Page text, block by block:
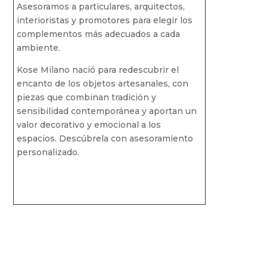
Asesoramos a particulares, arquitectos,
interioristas y promotores para elegir los
complementos más adecuados a cada
ambiente.
Kose Milano nació para redescubrir el
encanto de los objetos artesanales, con
piezas que combinan tradición y
sensibilidad contemporánea y aportan un
valor decorativo y emocional a los
espacios. Descúbrela con asesoramiento
personalizado.